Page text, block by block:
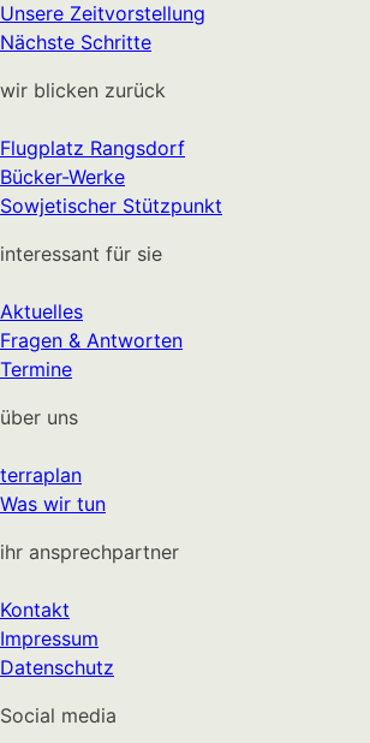
Unsere Zeitvorstellung
Nächste Schritte
wir blicken zurück
Flugplatz Rangsdorf
Bücker-Werke
Sowjetischer Stützpunkt
interessant für sie
Aktuelles
Fragen & Antworten
Termine
über uns
terraplan
Was wir tun
ihr ansprechpartner
Kontakt
Impressum
Datenschutz
Social media